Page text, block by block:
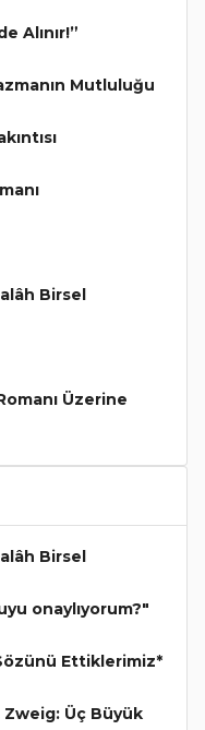
Alınır!”
Mutluluğu
Birsel
Üzerine
Birsel
onaylıyorum?"
Ettiklerimiz*
Üç Büyük